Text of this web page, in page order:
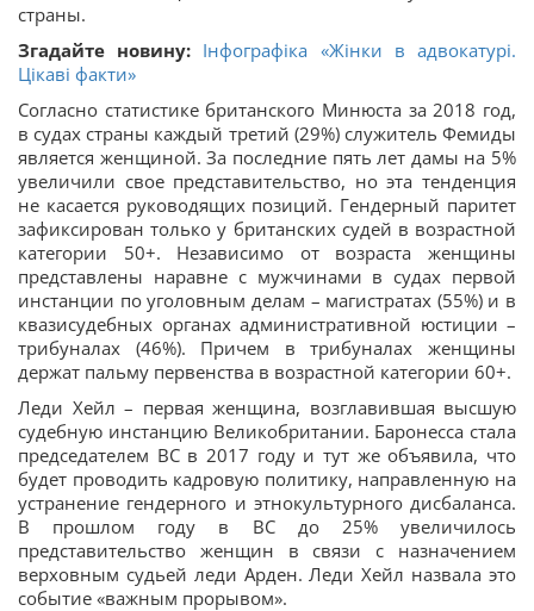
страны.
Згадайте новину: Інфографіка «Жінки в адвокатурі.
Цікаві факти»
Согласно статистике британского Минюста за 2018 год,
в судах страны каждый третий (29%) служитель Фемиды
является женщиной. За последние пять лет дамы на 5%
увеличили свое представительство, но эта тенденция
не касается руководящих позиций. Гендерный паритет
зафиксирован только у британских судей в возрастной
категории 50+. Независимо от возраста женщины
представлены наравне с мужчинами в судах первой
инстанции по уголовным делам – магистратах (55%) и в
квазисудебных органах административной юстиции –
трибуналах (46%). Причем в трибуналах женщины
держат пальму первенства в возрастной категории 60+.
Леди Хейл – первая женщина, возглавившая высшую
судебную инстанцию Великобритании. Баронесса стала
председателем ВС в 2017 году и тут же объявила, что
будет проводить кадровую политику, направленную на
устранение гендерного и этнокультурного дисбаланса.
В прошлом году в ВС до 25% увеличилось
представительство женщин в связи c назначением
верховным судьей леди Арден. Леди Хейл назвала это
событие «важным прорывом».